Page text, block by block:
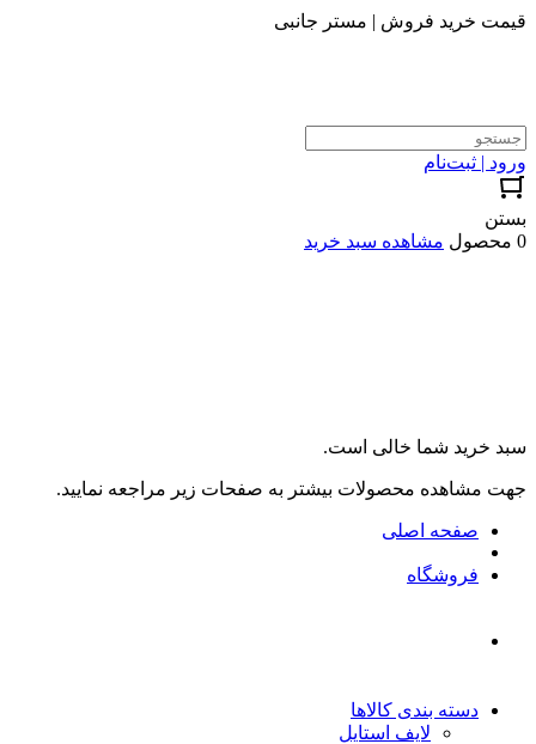
قیمت خرید فروش | مستر جانبی
ورود | ثبت‌نام
بستن
0 محصول
مشاهده سبد خرید
سبد خرید شما خالی است.
جهت مشاهده محصولات بیشتر به صفحات زیر مراجعه نمایید.
صفحه اصلی
فروشگاه
دسته بندی کالاها
لایف استایل